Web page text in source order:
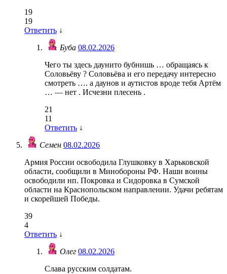
19
19
Ответить ↓
Буба 08.02.2026
Чего ты здесь даунито бубнишь … обращаясь к
Соловьёву ? Соловьёва и его передачу интересно
смотреть …. а даунов и аутистов вроде тебя Артём
… — нет . Исчезни плесень .
21
11
Ответить ↓
Семен 08.02.2026
Армия России освободила Глушковку в Харьковской
области, сообщили в Минобороны РФ. Наши воины
освободили нп. Покровка и Сидоровка в Сумской
области на Краснопольском направлении. Удачи ребятам
и скорейшей Победы.
39
4
Ответить ↓
Олег 08.02.2026
Слава русским солдатам.